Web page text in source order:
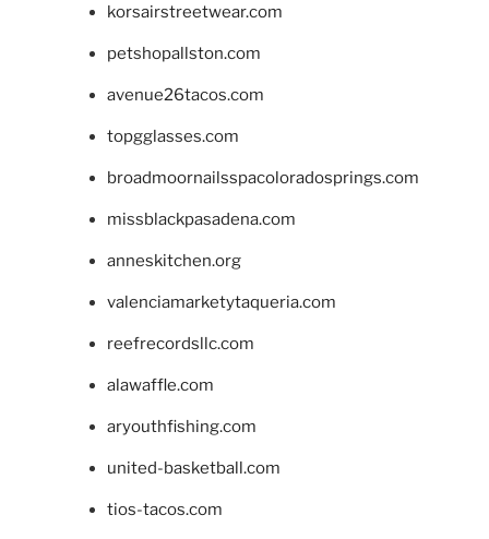
korsairstreetwear.com
petshopallston.com
avenue26tacos.com
topgglasses.com
broadmoornailsspacoloradosprings.com
missblackpasadena.com
anneskitchen.org
valenciamarketytaqueria.com
reefrecordsllc.com
alawaffle.com
aryouthfishing.com
united-basketball.com
tios-tacos.com